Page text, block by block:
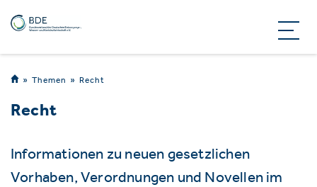
Themen Recht
Recht
Informationen zu neuen gesetzlichen
Vorhaben, Verordnungen und Novellen im